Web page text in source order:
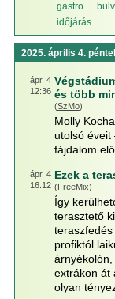
gastro
időjárás
2025. április 4.
ápr. 4
12:36 és több
(SzMo)
Molly
utolsó éveit
fájdalom
ápr. 4
16:12
Ezek a
(FreeMix)
Így
terasztető
profiktól
extrákon át
olyan